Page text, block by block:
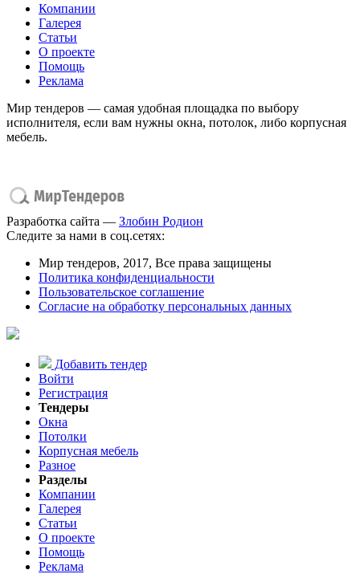
Компании
Галерея
Статьи
О проекте
Помощь
Реклама
Мир тендеров — самая удобная площадка по выбору
исполнителя, если вам нужны окна, потолок, либо корпусная
мебель.
Разработка сайта — Злобин Родион
Следите за нами в соц.сетях:
Мир тендеров, 2017, Все права защищены
Политика конфиденциальности
Пользовательское соглашение
Согласие на обработку персональных данных
Добавить тендер
Войти
Регистрация
Тендеры
Окна
Потолки
Корпусная мебель
Разное
Разделы
Компании
Галерея
Статьи
О проекте
Помощь
Реклама